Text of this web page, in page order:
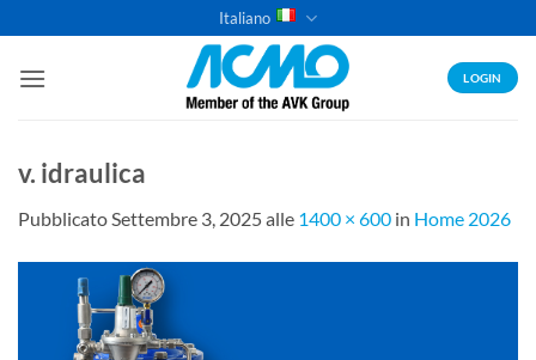
ai
contenuti
Italiano
LOGIN
v. idraulica
PubblicatoSettembre 3, 2025alle 1400 × 600 in Home 2026